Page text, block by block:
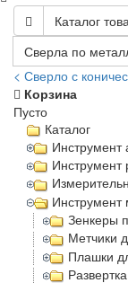
Каталог
Сверла по
< Сверло с
Корзина
Пусто
Каталог
Инструмент
Инструмент
Зенкеры
Метчики
Плашки